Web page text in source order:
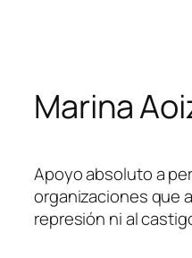
Marina
Apoyo absoluto a
organizaciones que
represión ni al